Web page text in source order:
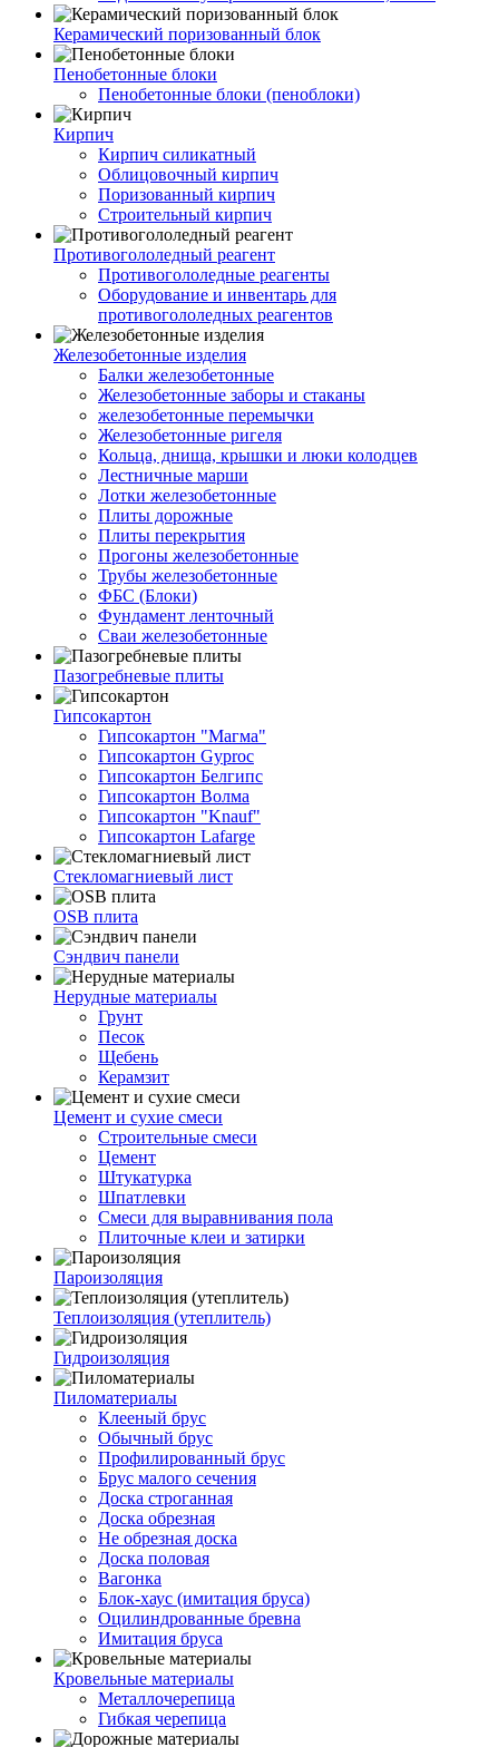
Керамический поризованный блок
Пенобетонные блоки
Пенобетонные блоки (пеноблоки)
Кирпич
Кирпич силикатный
Облицовочный кирпич
Поризованный кирпич
Строительный кирпич
Противогололедный реагент
Противогололедные реагенты
Оборудование и инвентарь для
противогололедных реагентов
Железобетонные изделия
Балки железобетонные
Железобетонные заборы и стаканы
железобетонные перемычки
Железобетонные ригеля
Кольца, днища, крышки и люки колодцев
Лестничные марши
Лотки железобетонные
Плиты дорожные
Плиты перекрытия
Прогоны железобетонные
Трубы железобетонные
ФБС (Блоки)
Фундамент ленточный
Сваи железобетонные
Пазогребневые плиты
Гипсокартон
Гипсокартон "Магма"
Гипсокартон Gyproc
Гипсокартон Белгипс
Гипсокартон Волма
Гипсокартон "Knauf"
Гипсокартон Lafarge
Стекломагниевый лист
OSB плита
Сэндвич панели
Нерудные материалы
Грунт
Песок
Щебень
Керамзит
Цемент и сухие смеси
Строительные смеси
Цемент
Штукатурка
Шпатлевки
Смеси для выравнивания пола
Плиточные клеи и затирки
Пароизоляция
Теплоизоляция (утеплитель)
Гидроизоляция
Пиломатериалы
Клееный брус
Обычный брус
Профилированный брус
Брус малого сечения
Доска строганная
Доска обрезная
Не обрезная доска
Доска половая
Вагонка
Блок-хаус (имитация бруса)
Оцилиндрованные бревна
Имитация бруса
Кровельные материалы
Металлочерепица
Гибкая черепица